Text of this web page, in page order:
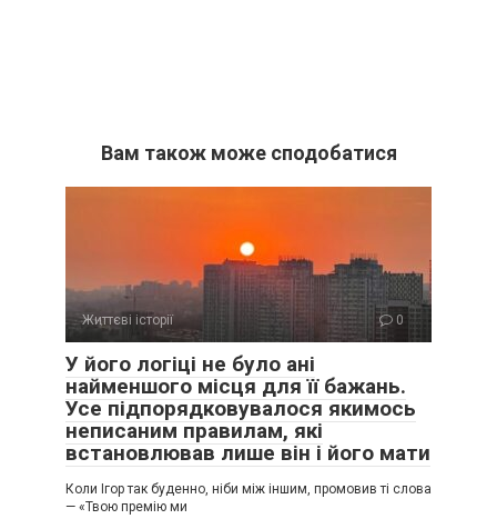
Вам також може сподобатися
Життєві історії 0
У його логіці не було ані
найменшого місця для її бажань.
Усе підпорядковувалося якимось
неписаним правилам, які
встановлював лише він і його мати
Коли Ігор так буденно, ніби між іншим, промовив ті слова
— «Твою премію ми